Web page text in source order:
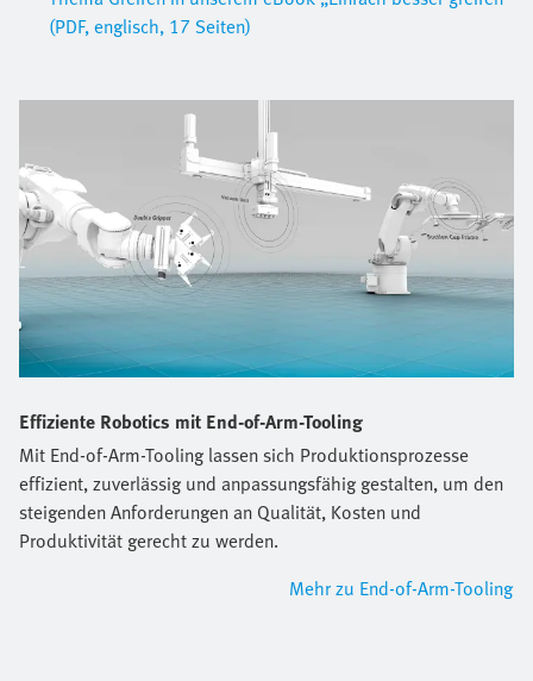
(PDF, englisch, 17 Seiten)
Effiziente Robotics mit End-of-Arm-Tooling
Mit End-of-Arm-Tooling lassen sich Produktionsprozesse
effizient, zuverlässig und anpassungsfähig gestalten, um den
steigenden Anforderungen an Qualität, Kosten und
Produktivität gerecht zu werden.
Mehr zu End-of-Arm-Tooling